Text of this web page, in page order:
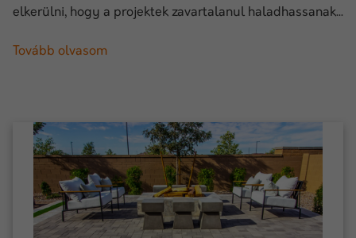
elkerülni, hogy a projektek zavartalanul haladhassanak...
Tovább olvasom